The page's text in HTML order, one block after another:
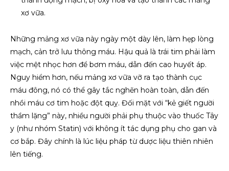
xơ vữa.
Những mảng xơ vữa này ngày một dày lên, làm hẹp lòng
mạch, cản trở lưu thông máu. Hậu quả là trái tim phải làm
việc mệt nhọc hơn để bơm máu, dẫn đến cao huyết áp.
Nguy hiểm hơn, nếu mảng xơ vữa vỡ ra tạo thành cục
máu đông, nó có thể gây tắc nghẽn hoàn toàn, dẫn đến
nhồi máu cơ tim hoặc đột quỵ. Đối mặt với “kẻ giết người
thầm lặng” này, nhiều người phải phụ thuộc vào thuốc Tây
y (như nhóm Statin) với không ít tác dụng phụ cho gan và
cơ bắp. Đây chính là lúc liệu pháp từ dược liệu thiên nhiên
lên tiếng.